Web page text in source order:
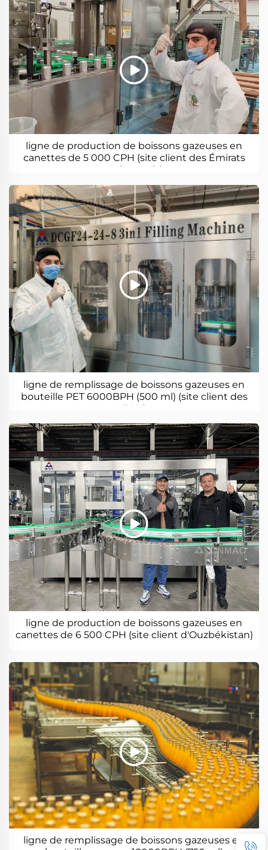
ligne de production de boissons gazeuses en
canettes de 5 000 CPH (site client des Émirats
arabes unis)
ligne de remplissage de boissons gazeuses en
bouteille PET 6000BPH (500 ml) (site client des
EAU)
ligne de production de boissons gazeuses en
canettes de 6 500 CPH (site client d'Ouzbékistan)
ligne de remplissage de boissons gazeuses en